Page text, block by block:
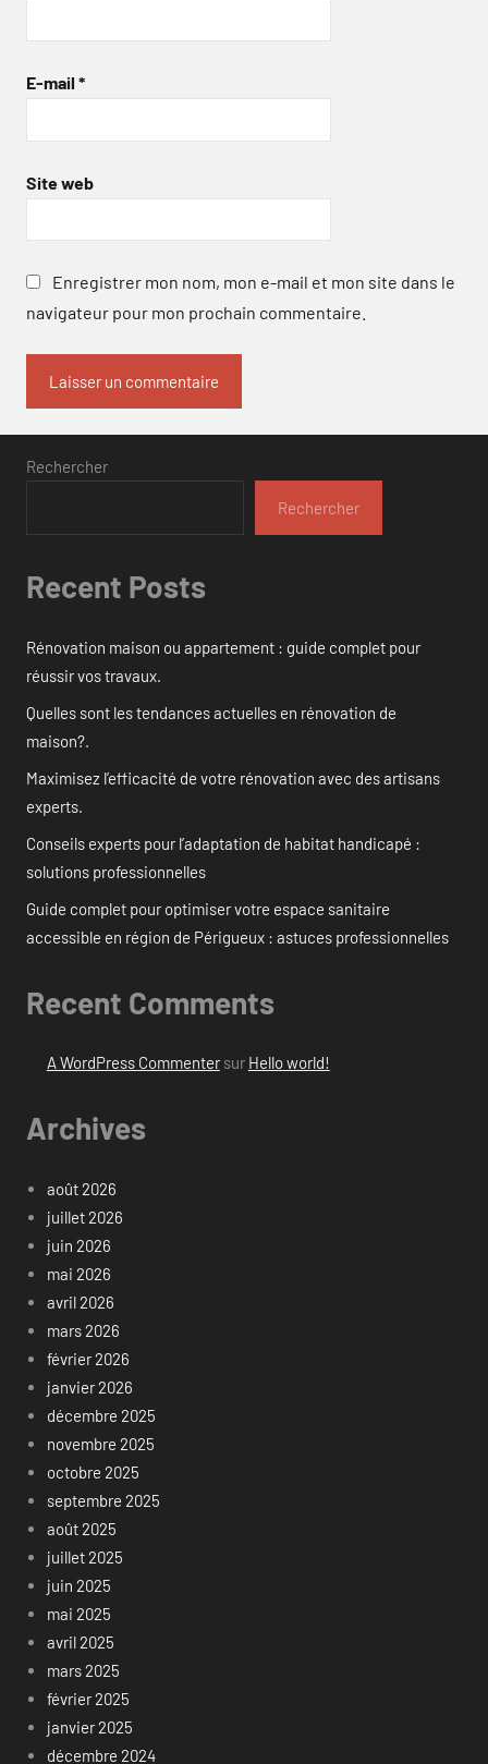
E-mail *
Site web
Enregistrer mon nom, mon e-mail et mon site dans le
navigateur pour mon prochain commentaire.
Rechercher
Rechercher
Recent Posts
Rénovation maison ou appartement : guide complet pour
réussir vos travaux.
Quelles sont les tendances actuelles en rénovation de
maison?.
Maximisez l’efficacité de votre rénovation avec des artisans
experts.
Conseils experts pour l’adaptation de habitat handicapé :
solutions professionnelles
Guide complet pour optimiser votre espace sanitaire
accessible en région de Périgueux : astuces professionnelles
Recent Comments
A WordPress Commentersur Hello world!
Archives
août 2026
juillet 2026
juin 2026
mai 2026
avril 2026
mars 2026
février 2026
janvier 2026
décembre 2025
novembre 2025
octobre 2025
septembre 2025
août 2025
juillet 2025
juin 2025
mai 2025
avril 2025
mars 2025
février 2025
janvier 2025
décembre 2024